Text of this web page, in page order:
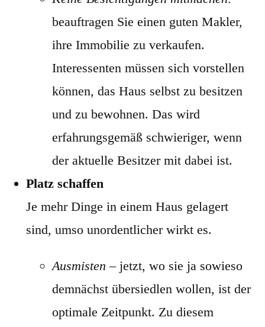
beauftragen Sie einen guten Makler,
ihre Immobilie zu verkaufen.
Interessenten müssen sich vorstellen
können, das Haus selbst zu besitzen
und zu bewohnen. Das wird
erfahrungsgemäß schwieriger, wenn
der aktuelle Besitzer mit dabei ist.
Platz schaffen
Je mehr Dinge in einem Haus gelagert
sind, umso unordentlicher wirkt es.
Ausmisten – jetzt, wo sie ja sowieso
demnächst übersiedlen wollen, ist der
optimale Zeitpunkt. Zu diesem